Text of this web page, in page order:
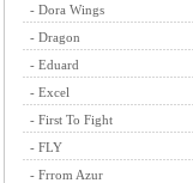
- Dora Wings
- Dragon
- Eduard
- Excel
- First To Fight
- FLY
- Frrom Azur